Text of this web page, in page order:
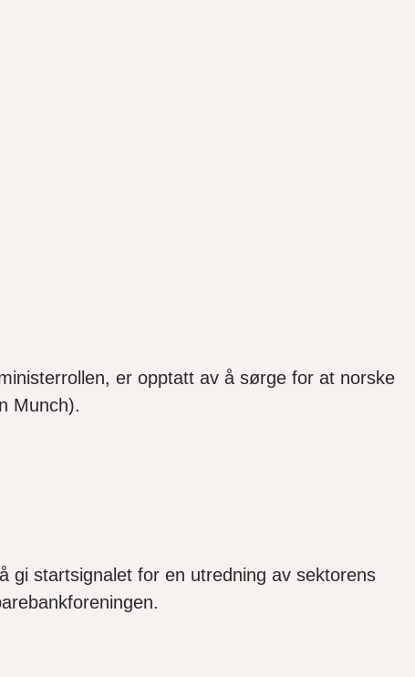
er opptatt av å sørge for at norske
Munch).
gi startsignalet for en utredning av sektorens